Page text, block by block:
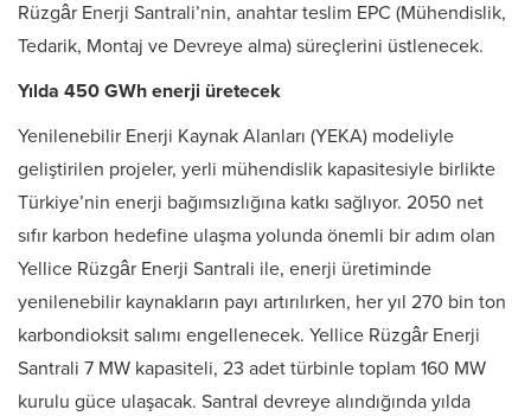
Rüzgâr Enerji Santrali’nin, anahtar teslim EPC (Mühendislik,
Tedarik, Montaj ve Devreye alma) süreçlerini üstlenecek.
Yılda 450 GWh enerji üretecek
Yenilenebilir Enerji Kaynak Alanları (YEKA) modeliyle
geliştirilen projeler, yerli mühendislik kapasitesiyle birlikte
Türkiye’nin enerji bağımsızlığına katkı sağlıyor. 2050 net
sıfır karbon hedefine ulaşma yolunda önemli bir adım olan
Yellice Rüzgâr Enerji Santrali ile, enerji üretiminde
yenilenebilir kaynakların payı artırılırken, her yıl 270 bin ton
karbondioksit salımı engellenecek. Yellice Rüzgâr Enerji
Santrali 7 MW kapasiteli, 23 adet türbinle toplam 160 MW
kurulu güce ulaşacak. Santral devreye alındığında yılda